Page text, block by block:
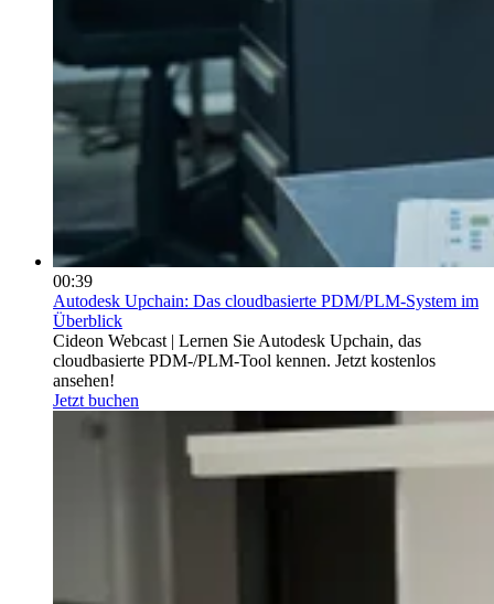
00:39
Autodesk Upchain: Das cloudbasierte PDM/PLM-System im
Überblick
Cideon Webcast | Lernen Sie Autodesk Upchain, das
cloudbasierte PDM-/PLM-Tool kennen. Jetzt kostenlos
ansehen!
Jetzt buchen